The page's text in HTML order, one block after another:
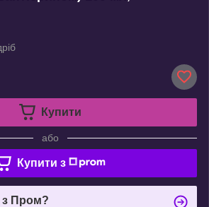
Купити
або
Купити з
з Пром?